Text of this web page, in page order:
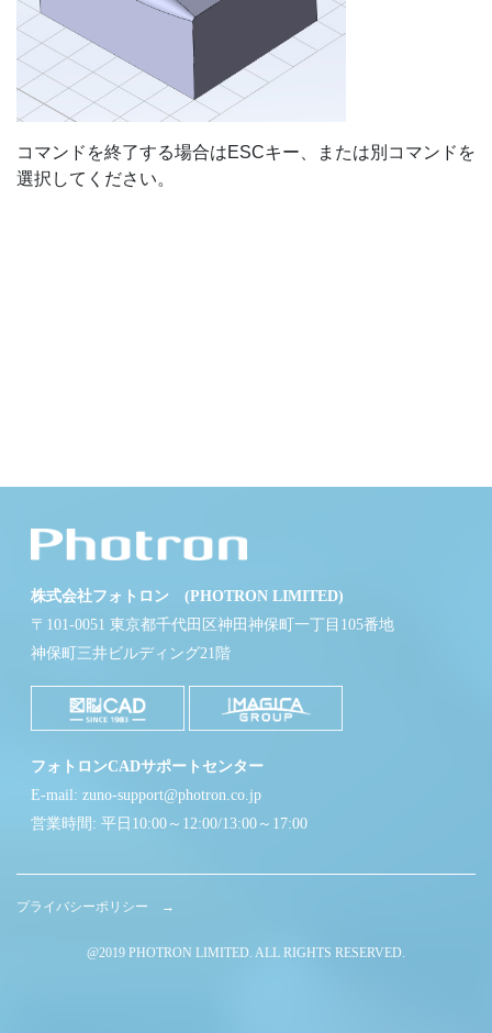
コマンドを終了する場合はESCキー、または別コマンドを
選択してください。
株式会社フォトロン (PHOTRON LIMITED)
〒101-0051 東京都千代田区神田神保町一丁目105番地
神保町三井ビルディング21階
フォトロンCADサポートセンター
E-mail: zuno-support@photron.co.jp
営業時間: 平日10:00～12:00/13:00～17:00
プライバシーポリシー →
@2019 PHOTRON LIMITED. ALL RIGHTS RESERVED.